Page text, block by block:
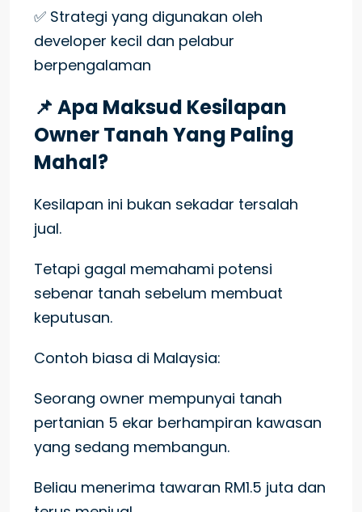
✅ Strategi yang digunakan oleh
developer kecil dan pelabur
berpengalaman
📌 Apa Maksud Kesilapan
Owner Tanah Yang Paling
Mahal?
Kesilapan ini bukan sekadar tersalah
jual.
Tetapi gagal memahami potensi
sebenar tanah sebelum membuat
keputusan.
Contoh biasa di Malaysia:
Seorang owner mempunyai tanah
pertanian 5 ekar berhampiran kawasan
yang sedang membangun.
Beliau menerima tawaran RM1.5 juta dan